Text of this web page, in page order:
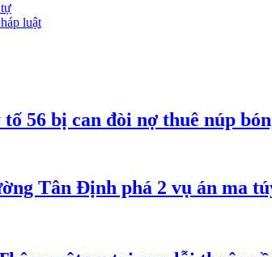
luật
56 bị can đòi nợ thuê núp
Tân Định phá 2 vụ án ma